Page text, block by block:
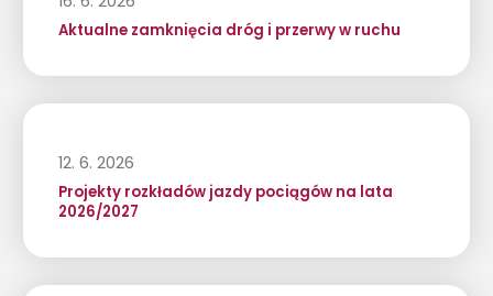
Aktualne zamknięcia dróg i przerwy w ruchu
12. 6. 2026
Projekty rozkładów jazdy pociągów na lata
2026/2027